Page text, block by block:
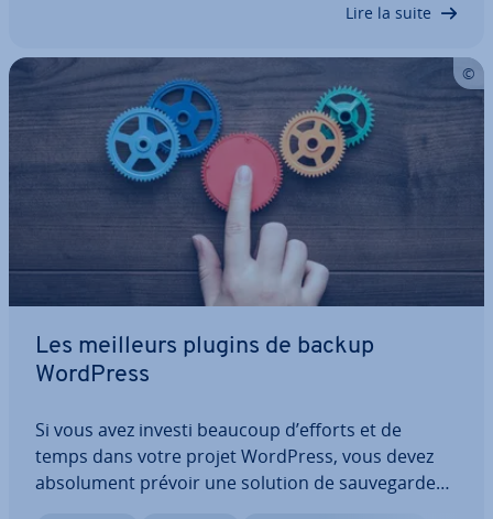
Lire la suite
Les meilleurs plugins de backup
WordPress
Si vous avez investi beaucoup d’efforts et de
temps dans votre projet WordPress, vous devez
ab­so­lu­ment prévoir une solution de sau­ve­garde